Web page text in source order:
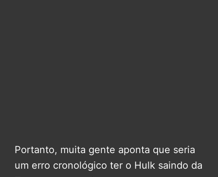
Portanto, muita gente aponta que seria
um erro cronológico ter o Hulk saindo da